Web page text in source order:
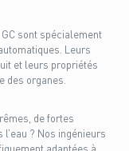
sont spécialement
Leurs
et leurs propriétés
des organes.
de fortes
? Nos ingénieurs